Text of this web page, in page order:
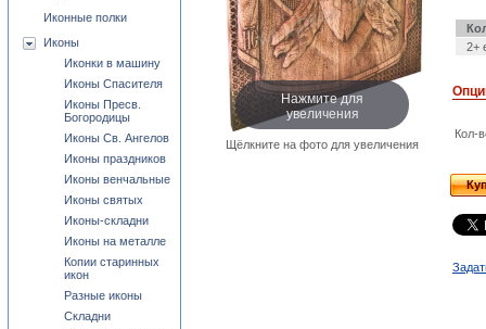
Нажмите для
увеличения
Щёлкните на фото для увеличения
2+
Кол-
Иконные полки
Иконы
Иконки в машину
Иконы Спасителя
Иконы Пресв.
Богородицы
Иконы Св. Ангелов
Иконы праздников
Иконы венчальные
Иконы святых
Иконы-складни
Иконы на металле
Копии старинных
икон
Разные иконы
Складни